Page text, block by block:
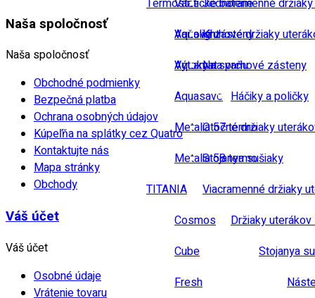
Vane
Vaňové zásteny
Výtoky na vaňu
Termostatické baterie
Aqualight
Aquamat
Aquasave
Metalia 57 termo
Metalia 58 termo
TITANIA
Cosmos
Cube
Fresh
Jednoramenné
Kruhové držiaky
Na sprchové zásteny
Háčiky a poličky
Otočné držiaky
Stojanya sušiaky
Viacramenné držiaky
Držiaky
Stojanya
Naša spoločnosť
Naša spoločnosť
Obchodné podmienky
Bezpečná platba
Ochrana osobných údajov
Kúpeľňa na splátky cez Quatro
Kontaktujte nás
Mapa stránky
Obchody
Váš účet
Váš účet
Osobné údaje
Vrátenie tovaru